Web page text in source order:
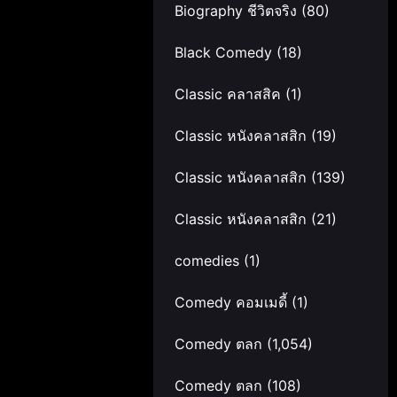
Biography ชีวิตจริง (80)
Black Comedy (18)
Classic คลาสสิค (1)
Classic หนังคลาสสิก (19)
Classic หนังคลาสสิก (139)
Classic หนังคลาสสิก (21)
comedies (1)
Comedy คอมเมดี้ (1)
Comedy ตลก (1,054)
Comedy ตลก (108)